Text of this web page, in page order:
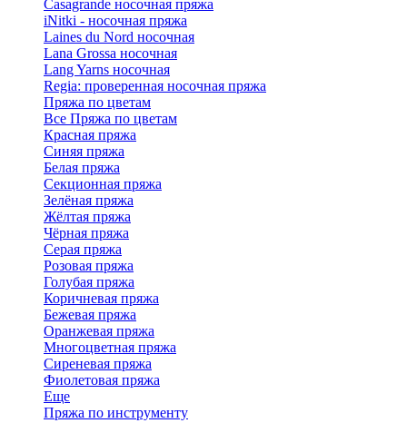
Casagrande носочная пряжа
iNitki - носочная пряжа
Laines du Nord носочная
Lana Grossa носочная
Lang Yarns носочная
Regia: проверенная носочная пряжа
Пряжа по цветам
Все Пряжа по цветам
Красная пряжа
Синяя пряжа
Белая пряжа
Секционная пряжа
Зелёная пряжа
Жёлтая пряжа
Чёрная пряжа
Серая пряжа
Розовая пряжа
Голубая пряжа
Коричневая пряжа
Бежевая пряжа
Оранжевая пряжа
Многоцветная пряжа
Сиреневая пряжа
Фиолетовая пряжа
Еще
Пряжа по инструменту